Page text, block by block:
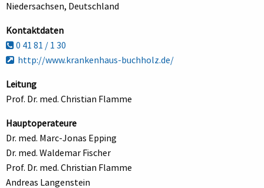
Niedersachsen, Deutschland
Kontaktdaten
0 41 81 / 1 30
http://www.krankenhaus-buchholz.de/
Leitung
Prof. Dr. med. Christian Flamme
Hauptoperateure
Dr. med. Marc-Jonas Epping
Dr. med. Waldemar Fischer
Prof. Dr. med. Christian Flamme
Andreas Langenstein